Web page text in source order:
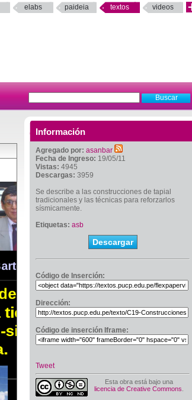
elabs paideia textos videos
Información
Agregado por: asanbar
Fecha de Ingreso: 19/05/11
Vistas: 4945
Descargas: 3959
Se describe a las construcciones de tapial
tradicionales y las técnicas para reforzarlos
sísmicamente.
Etiquetas: asb
Descargar
Código de Inserción:
Dirección:
Código de inserción Iframe:
Tweet
Esta obra está bajo una
licencia de Creative Commons